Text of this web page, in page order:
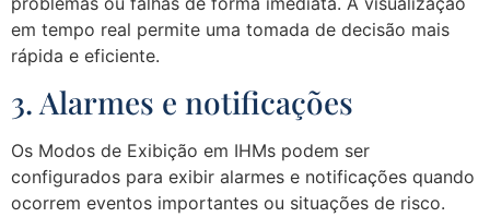
em tempo real permite uma tomada de decisão mais
rápida e eficiente.
3. Alarmes e notificações
Os Modos de Exibição em IHMs podem ser
configurados para exibir alarmes e notificações quando
ocorrem eventos importantes ou situações de risco.